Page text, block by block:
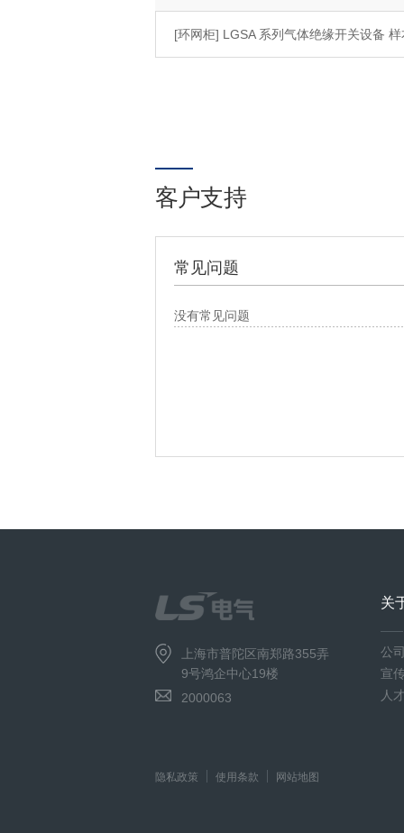
[环网柜] LGSA 系列气体绝缘开关设备 样
客户支持
常见问题
没有常见问题
上海市普陀区南郑路355弄
9号鸿企中心19楼
2000063
隐私政策 使用条款 网站地图
关
公
宣
人